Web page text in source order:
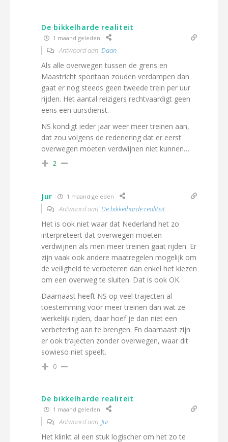
De bikkelharde realiteit
1 maand geleden
Antwoord aan Daan
Als alle overwegen tussen de grens en
Maastricht spontaan zouden verdampen dan
gaat er nog steeds geen tweede trein per uur
rijden. Het aantal reizigers rechtvaardigt geen
eens een uursdienst.
NS kondigt ieder jaar weer meer treinen aan,
dat zou volgens de redenering dat er eerst
overwegen moeten verdwijnen niet kunnen…
2
Jur 1 maand geleden
Antwoord aan De bikkelharde realiteit
Het is ook niet waar dat Nederland het zo
interpreteert dat overwegen moeten
verdwijnen als men meer treinen gaat rijden. Er
zijn vaak ook andere maatregelen mogelijk om
de veiligheid te verbeteren dan enkel het kiezen
om een overweg te sluiten. Dat is ook OK.
Daarnaast heeft NS op veel trajecten al
toestemming voor meer treinen dan wat ze
werkelijk rijden, daar hoef je dan niet een
verbetering aan te brengen. En daarnaast zijn
er ook trajecten zonder overwegen, waar dit
sowieso niet speelt.
0
De bikkelharde realiteit
1 maand geleden
Antwoord aan Jur
Het klinkt al een stuk logischer om het zo te